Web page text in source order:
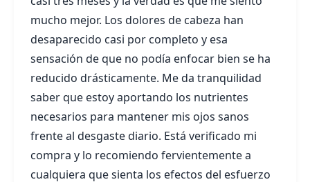
mucho mejor. Los dolores de cabeza han
desaparecido casi por completo y esa
sensación de que no podía enfocar bien se ha
reducido drásticamente. Me da tranquilidad
saber que estoy aportando los nutrientes
necesarios para mantener mis ojos sanos
frente al desgaste diario. Está verificado mi
compra y lo recomiendo fervientemente a
cualquiera que sienta los efectos del esfuerzo